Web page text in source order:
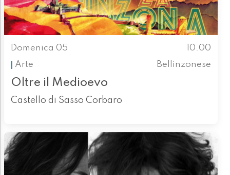
Domenica 05
10.00
Arte
Bellinzonese
Oltre il Medioevo
Castello di Sasso Corbaro